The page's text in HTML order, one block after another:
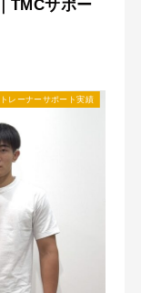
TMCサポー
トレーナーサポート実績